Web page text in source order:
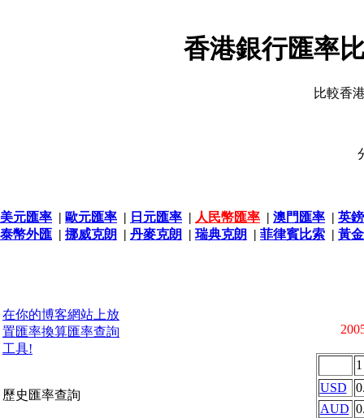
香港銀行匯率
比較香
美元匯率 | 歐元匯率 | 日元匯率 | 人民幣匯率 | 澳門匯率 | 英
泰幣外匯 | 挪威克朗 | 丹麥克朗 | 瑞典克朗 | 菲律賓比索 | 黃
在你的博客網站上放
置匯率換算匯率查詢
工具!
歷史匯率查詢
USD
AUD